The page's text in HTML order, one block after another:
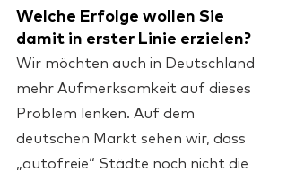
Welche Erfolge wollen Sie
damit in erster Linie erzielen?
Wir möchten auch in Deutschland
mehr Aufmerksamkeit auf dieses
Problem lenken. Auf dem
deutschen Markt sehen wir, dass
„autofreie“ Städte noch nicht die